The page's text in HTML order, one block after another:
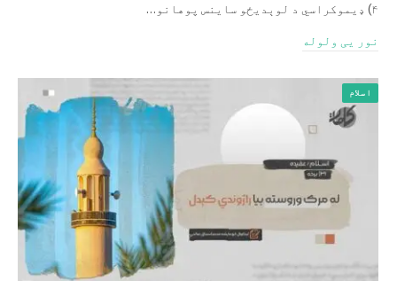
۴) ډیموکراسي د لوېدیځو ساینس پوهانو…
نور یی ولوله
اسلام